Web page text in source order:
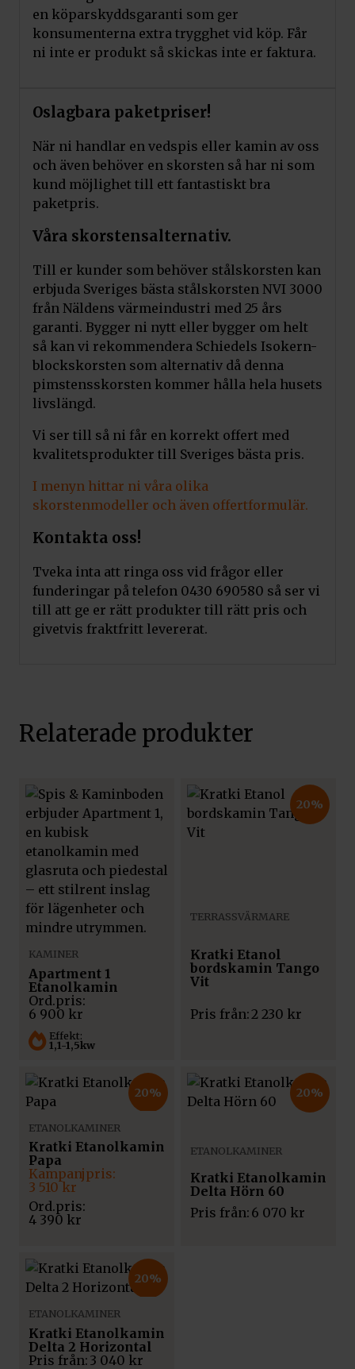
en köparskyddsgaranti som ger
konsumenterna extra trygghet vid köp. Får
ni inte er produkt så skickas inte er faktura.
Oslagbara paketpriser!
När ni handlar en vedspis eller kamin av oss
och även behöver en skorsten så har ni som
kund möjlighet till ett fantastiskt bra
paketpris.
Våra skorstensalternativ.
Till er kunder som behöver stålskorsten kan
erbjuda Sveriges bästa stålskorsten NVI 3000
från Näldens värmeindustri med 25 års
garanti. Bygger ni nytt eller bygger om helt
så kan vi rekommendera Schiedels Isokern-
blockskorsten som alternativ då denna
pimstensskorsten kommer hålla hela husets
livslängd.
Vi ser till så ni får en korrekt offert med
kvalitetsprodukter till Sveriges bästa pris.
I menyn hittar ni våra olika
skorstenmodeller och även offertformulär.
Kontakta oss!
Tveka inta att ringa oss vid frågor eller
funderingar på telefon 0430 690580 så ser vi
till att ge er rätt produkter till rätt pris och
givetvis fraktfritt levererat.
Relaterade produkter
Effekt:
1,1-1,5kw
KAMINER
Apartment 1
Etanolkamin
6 900 kr
20%
TERRASSVÄRMARE
Kratki Etanol
bordskamin Tango
Vit
Pris från:2 230 kr
20%
ETANOLKAMINER
Kratki Etanolkamin
Papa
4 390 kr
Det
ursprungliga
priset
var:
4
3 510 kr
Det
nuvarande
priset
är:
3
20%
ETANOLKAMINER
Kratki Etanolkamin
Delta Hörn 60
Pris från: 6 070 kr
20%
ETANOLKAMINER
Kratki Etanolkamin
Delta 2 Horizontal
Pris från: 3 040 kr